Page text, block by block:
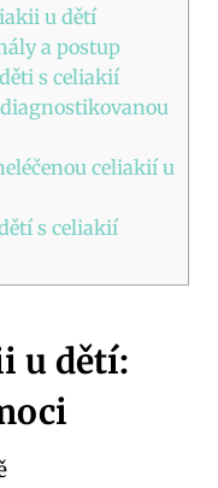
u dětí
a postup
s celiakií
celiakií u
s celiakií
u dětí: